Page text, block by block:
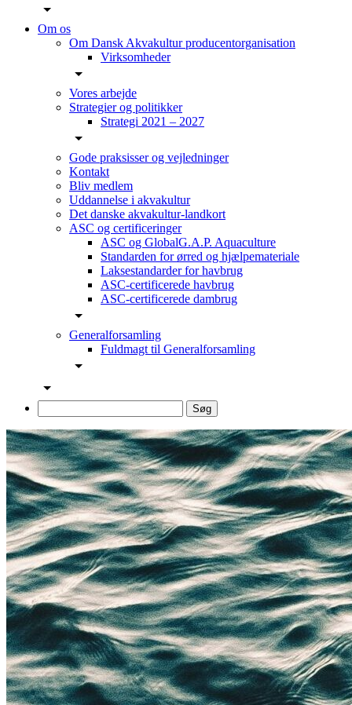
Om os
Om Dansk Akvakultur producentorganisation
Virksomheder
Vores arbejde
Strategier og politikker
Strategi 2021 – 2027
Gode praksisser og vejledninger
Kontakt
Bliv medlem
Uddannelse i akvakultur
Det danske akvakultur-landkort
ASC og certificeringer
ASC og GlobalG.A.P. Aquaculture
Standarden for ørred og hjælpemateriale
Laksestandarder for havbrug
ASC-certificerede havbrug
ASC-certificerede dambrug
Generalforsamling
Fuldmagt til Generalforsamling
efter: